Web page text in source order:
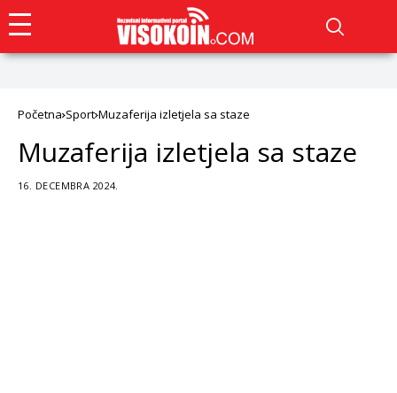
Početna Sport Muzaferija izletjela sa staze
Muzaferija izletjela sa staze
16. DECEMBRA 2024.